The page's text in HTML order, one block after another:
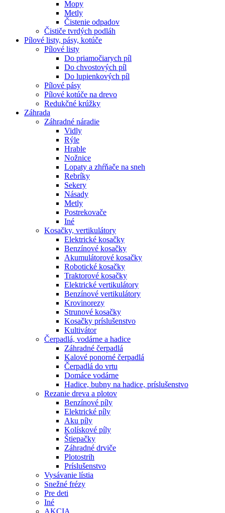
Mopy
Metly
Čistenie odpadov
Čističe tvrdých podláh
Pílové listy, pásy, kotúče
Pílové listy
Do priamočiarych píl
Do chvostových píl
Do lupienkových píl
Pílové pásy
Pílové kotúče na drevo
Redukčné krúžky
Záhrada
Záhradné náradie
Vidly
Rýle
Hrable
Nožnice
Lopaty a zhŕňače na sneh
Rebríky
Sekery
Násady
Metly
Postrekovače
Iné
Kosačky, vertikulátory
Elektrické kosačky
Benzínové kosačky
Akumulátorové kosačky
Robotické kosačky
Traktorové kosačky
Elektrické vertikulátory
Benzínové vertikulátory
Krovinorezy
Strunové kosačky
Kosačky príslušenstvo
Kultivátor
Čerpadlá, vodárne a hadice
Záhradné čerpadlá
Kalové ponorné čerpadlá
Čerpadlá do vrtu
Domáce vodárne
Hadice, bubny na hadice, príslušenstvo
Rezanie dreva a plotov
Benzínové píly
Elektrické píly
Aku píly
Kolískové píly
Štiepačky
Záhradné drviče
Plotostrih
Príslušenstvo
Vysávanie lístia
Snežné frézy
Pre deti
Iné
AKCIA